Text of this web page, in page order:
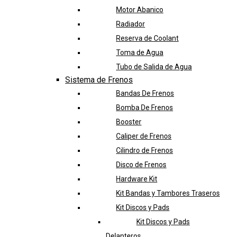
Motor Abanico
Radiador
Reserva de Coolant
Toma de Agua
Tubo de Salida de Agua
Sistema de Frenos
Bandas De Frenos
Bomba De Frenos
Booster
Caliper de Frenos
Cilindro de Frenos
Disco de Frenos
Hardware Kit
Kit Bandas y Tambores Traseros
Kit Discos y Pads
Kit Discos y Pads